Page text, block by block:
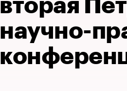
вторая
научно-